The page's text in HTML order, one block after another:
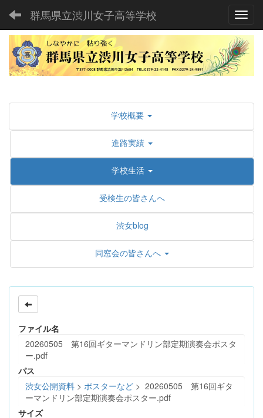
群馬県立渋川女子高等学校
学校概要
進路実績
学校生活
受検生の皆さんへ
渋女blog
同窓会の皆さんへ
ファイル名
20260505 第16回ギターマンドリン部定期演奏会ポスタ
ー.pdf
パス
渋女公開資料 > ポスターなど > 20260505 第16回ギタ
ーマンドリン部定期演奏会ポスター.pdf
サイズ